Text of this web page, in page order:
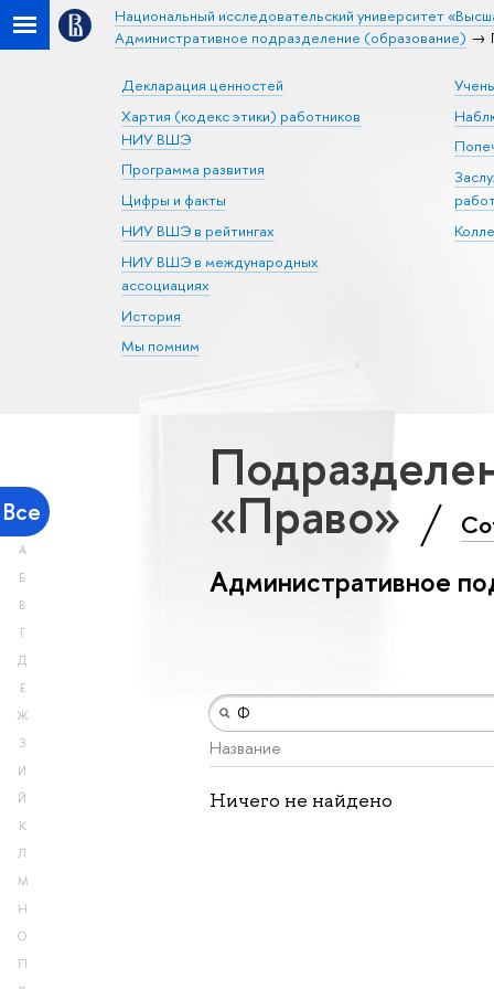
Национальный исследовательский университет
Административное подразделение (образование)
Декларация ценностей
Хартия (кодекс этики) работников
НИУ ВШЭ
Программа развития
Цифры и факты
НИУ ВШЭ в рейтингах
НИУ ВШЭ в международных
ассоциациях
История
Мы помним
Все
А
Б
В
Г
Д
Е
Ж
З
И
Й
К
Л
М
Н
О
П
«Право»
Административное
Название
Ничего не найдено